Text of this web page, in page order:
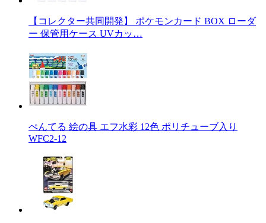
【コレクター共同開発】 ポケモンカード BOX ローダ
ー 保管用ケース UVカッ…
ぺんてる 絵の具 エフ水彩 12色 ポリチューブ入り
WFC2-12